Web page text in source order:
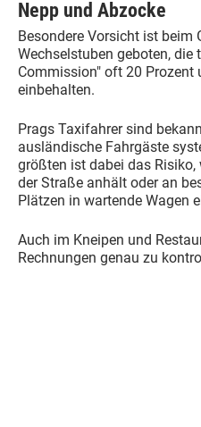
Nepp und Abzocke
Besondere Vorsicht ist beim
Wechselstuben geboten, die
Commission" oft 20 Prozent
einbehalten.
Prags Taxifahrer sind
ausländische Fahrgäste
größten ist dabei das
der Straße anhält oder an
Plätzen in wartende Wagen
Auch im Kneipen und
Rechnungen genau zu